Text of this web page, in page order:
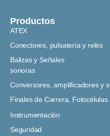
Productos
ATEX
Conectores, pulsatería y relés
Balizas y Señales
sonoras
Conversores, amplificadores y
Finales de Carrera, Fotocélulas
Instrumentación
Seguridad